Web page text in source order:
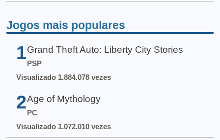
Jogos mais populares
1 Grand Theft Auto: Liberty City Stories
PSP
Visualizado 1.884.078 vezes
2 Age of Mythology
PC
Visualizado 1.072.010 vezes